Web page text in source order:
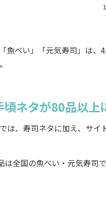
魚べい」「元気寿司」は、
ネタが80品以上
は、寿司ネタに加え、サイ
全国の魚べい・元気寿司